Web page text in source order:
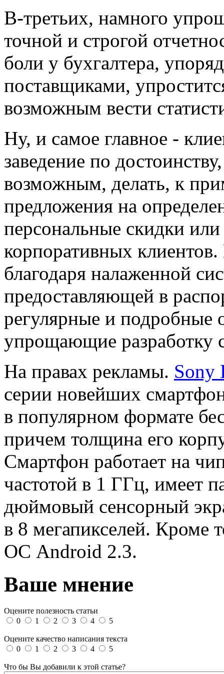
В-третьих, намного
точной и строгой
боли у бухгалтера,
поставщиками,
возможным вести
Ну, и самое главное -
заведение по
возможным, делать, к
предложения на
персональные скидки
корпоративных
благодаря налаженной
предоставляющей в
регулярные и подробные
упрощающие разработку
На правах рекламы. Sony
серии новейших
в популярном формате
причем толщина его
Смартфон работает на
частотой в 1 ГГц, имеет
дюймовый сенсорный
в 8 мегапикселей. Кроме
ОС Android 2.3.
Ваше мнение
Оцените полезность статьи
0
1 2 3 4 5
Оцените качество написания текста
0
1 2 3 4 5
Что бы Вы добавили к этой статье?